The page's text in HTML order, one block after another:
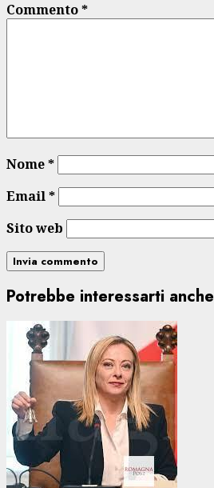
Commento*
Nome*
Email*
Sito web
Potrebbe interessarti anche